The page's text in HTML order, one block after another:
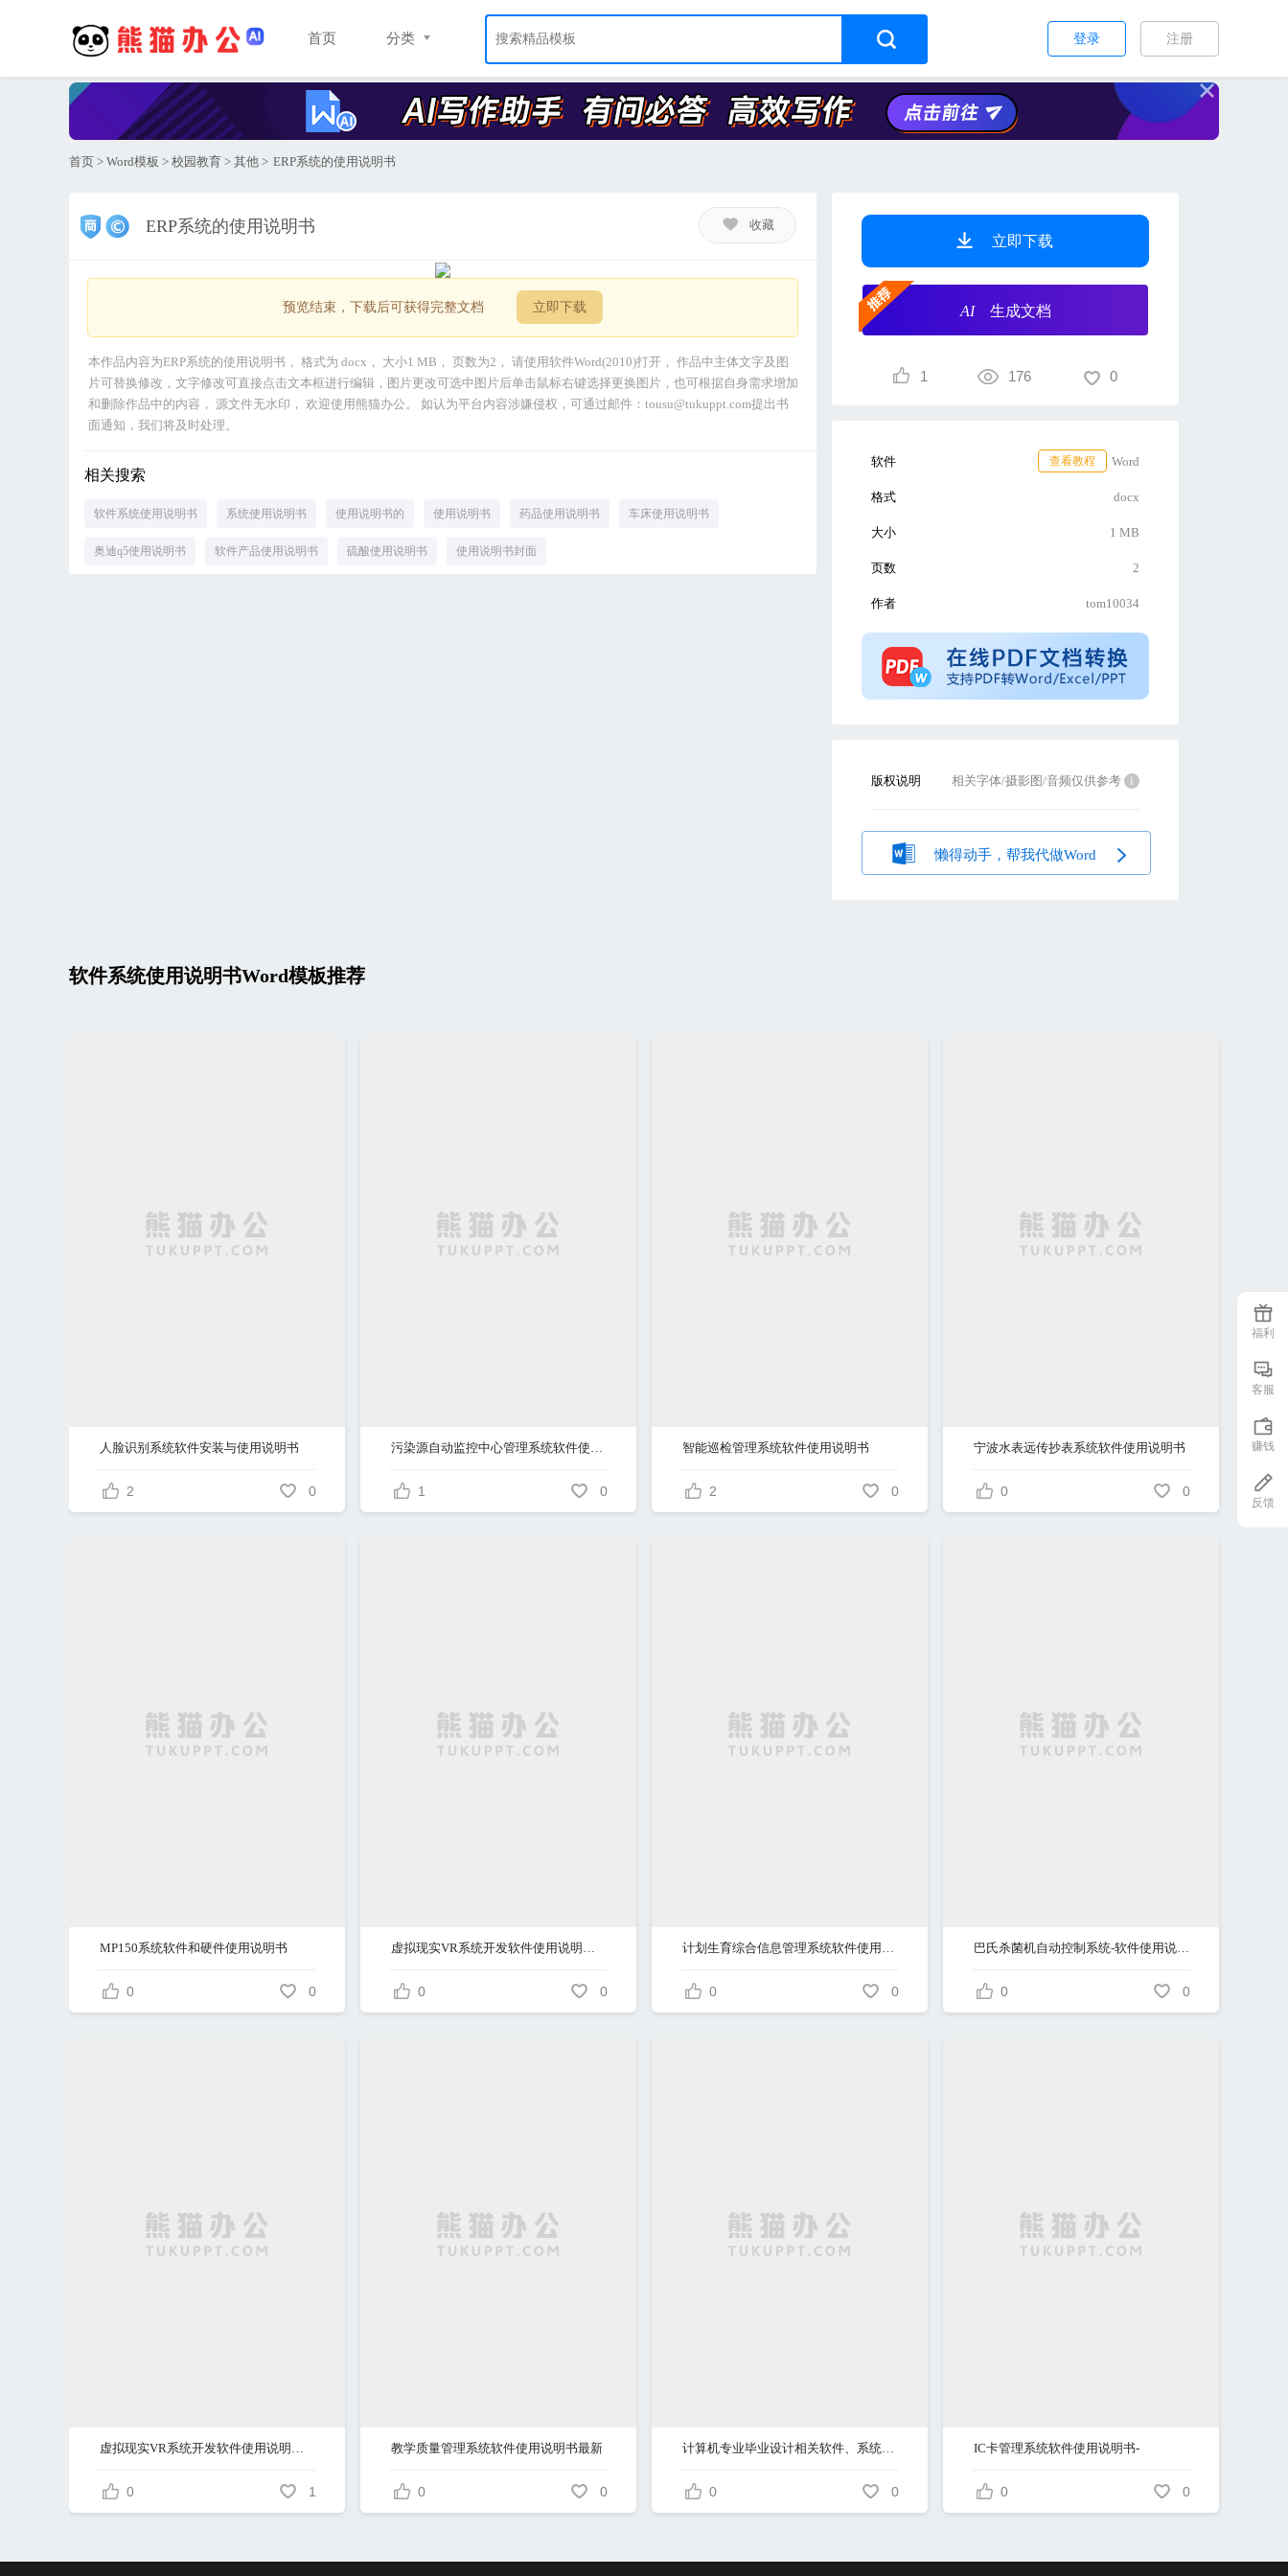
首页 分类 注册
登录
首页 > Word模板 > 校园教育 > 其他 > ERP系统的使用说明书
ERP系统的使用说明书 收藏
预览结束，下载后可获得完整文档 立即下载
本作品内容为ERP系统的使用说明书， 格式为 docx， 大小1 MB， 页数为2， 请使用软件Word(2010)打开， 作品中主体文字及图
片可替换修改，文字修改可直接点击文本框进行编辑，图片更改可选中图片后单击鼠标右键选择更换图片，也可根据自身需求增加
和删除作品中的内容， 源文件无水印， 欢迎使用熊猫办公。 如认为平台内容涉嫌侵权，可通过邮件：tousu@tukuppt.com提出书
面通知，我们将及时处理。
相关搜索
软件系统使用说明书 系统使用说明书 使用说明书的 使用说明书 药品使用说明书 车床使用说明书
奥迪q5使用说明书 软件产品使用说明书 硫酸使用说明书 使用说明书封面
立即下载
AI生成文档
1 176 0
软件 Word
查看教程
格式 docx
大小 1 MB
页数 2
作者 tom10034
版权说明 相关字体/摄影图/音频仅供参考 i
懒得动手，帮我代做Word
软件系统使用说明书Word模板推荐
人脸识别系统软件安装与使用说明书
2 0
污染源自动监控中心管理系统软件使用说明书
1 0
智能巡检管理系统软件使用说明书
2 0
宁波水表远传抄表系统软件使用说明书
0 0
MP150系统软件和硬件使用说明书
0 0
虚拟现实VR系统开发软件使用说明书V1.0
0 0
计划生育综合信息管理系统软件使用说明书
0 0
巴氏杀菌机自动控制系统-软件使用说明书(内蒙古怀峰-补正0117)
0 0
虚拟现实VR系统开发软件使用说明书V10概要
0 1
教学质量管理系统软件使用说明书最新
0 0
计算机专业毕业设计相关软件、系统设计软件使用说明书
0 0
IC卡管理系统软件使用说明书-
0 0
福利
客服
赚钱
反馈